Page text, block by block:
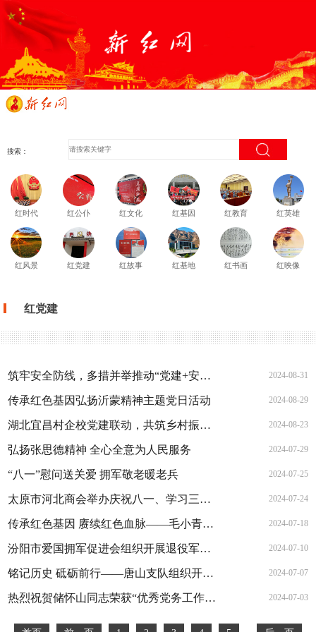
搜索：
红时代 红公仆 红文化 红基因 红教育 红英雄
红风景 红党建 红故事 红基地 红书画 红映像
红党建
筑牢安全防线，多措并举推动“党建+安全”管理 2024-08-31
传承红色基因弘扬沂蒙精神主题党日活动 2024-08-29
湖北宜昌村企校党建联动，共筑乡村振兴梦 2024-08-23
弘扬张思德精神 全心全意为人民服务 2024-07-29
“八一”慰问送关爱 拥军敬老暖老兵 2024-07-25
太原市河北商会举办庆祝八一、学习三中全会精神座谈会 2024-07-24
传承红色基因 赓续红色血脉——毛小青书记一行赴山西参加"党纪学习教育"主题党日活动 2024-07-18
汾阳市爱国拥军促进会组织开展退役军人老党员慰问活动 2024-07-10
铭记历史 砥砺前行——唐山支队组织开展纪念七七事变87周年主题实践活动 2024-07-07
热烈祝贺储怀山同志荣获“优秀党务工作者”称号、叶聪卢同志荣获“优秀共产党员”称号 2024-07-03